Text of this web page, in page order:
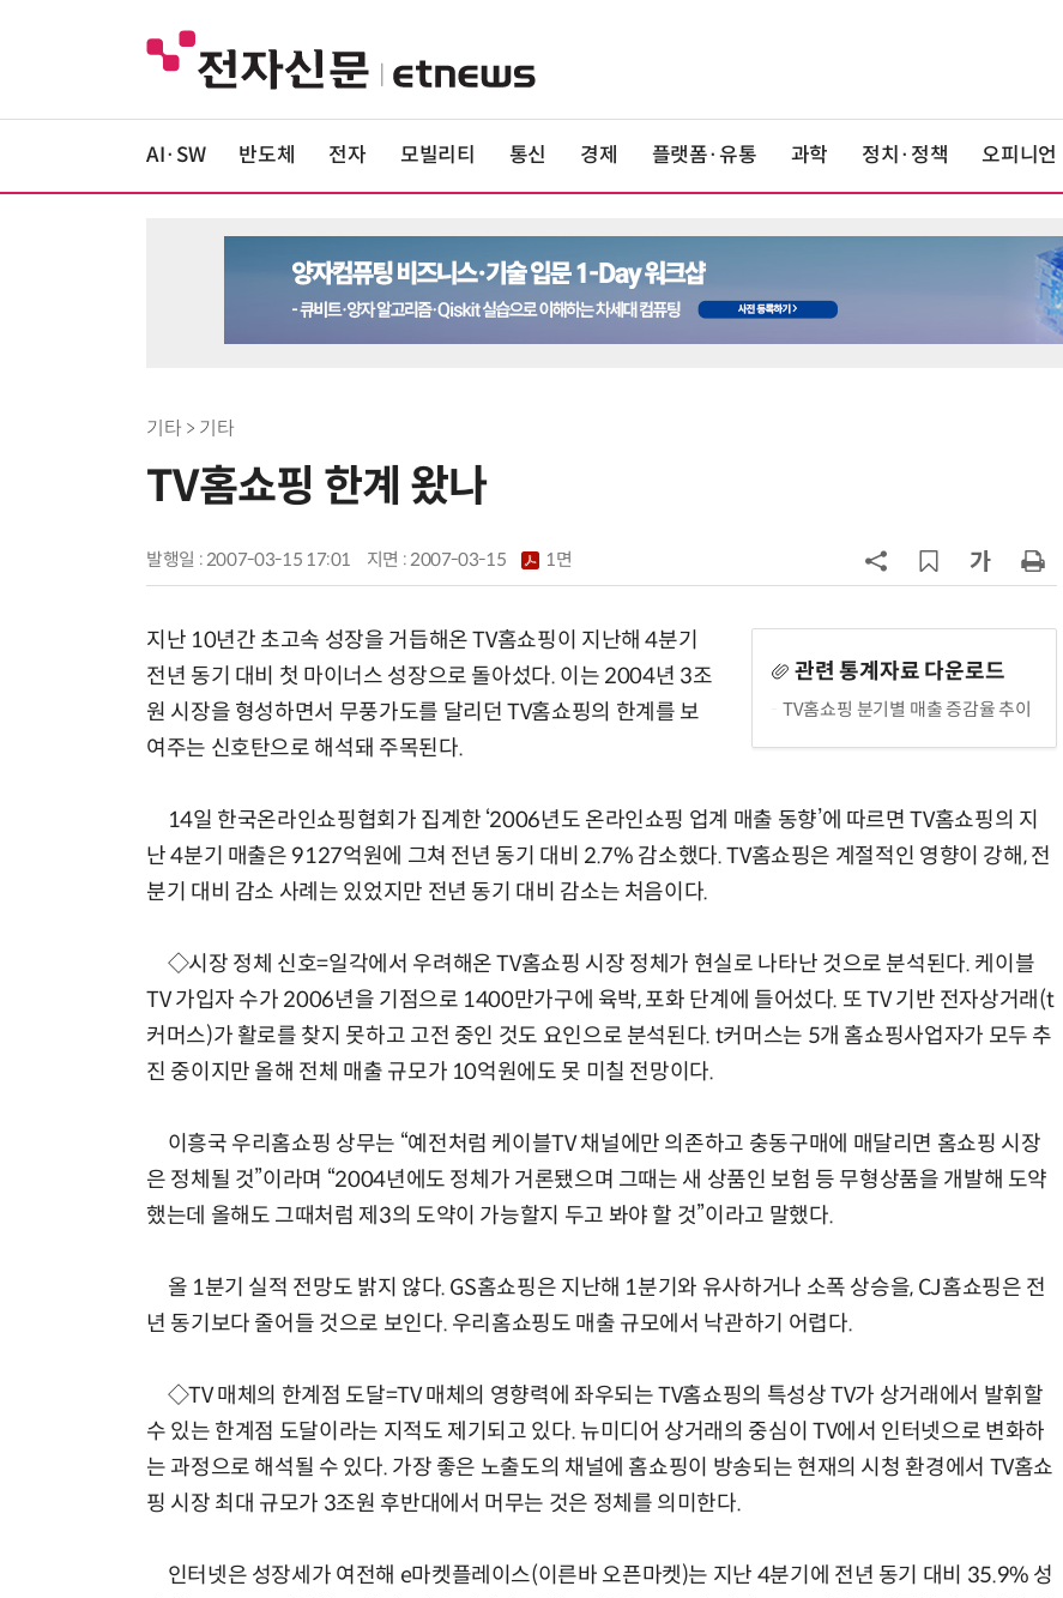
AI·SW 반도체 전자 모빌리티 통신 경제 플랫폼·유통 과학 정치·정책 오피니언
기타 > 기타
TV홈쇼핑 한계 왔나
발행일 : 2007-03-15 17:01 지면 :2007-03-15 1면
관련 통계자료 다운로드
TV홈쇼핑 분기별 매출 증감율 추이
지난 10년간 초고속 성장을 거듭해온 TV홈쇼핑이 지난해 4분기
전년 동기 대비 첫 마이너스 성장으로 돌아섰다. 이는 2004년 3조
원 시장을 형성하면서 무풍가도를 달리던 TV홈쇼핑의 한계를 보
여주는 신호탄으로 해석돼 주목된다.
14일 한국온라인쇼핑협회가 집계한 ‘2006년도 온라인쇼핑 업계 매출 동향’에 따르면 TV홈쇼핑의 지
난 4분기 매출은 9127억원에 그쳐 전년 동기 대비 2.7% 감소했다. TV홈쇼핑은 계절적인 영향이 강해, 전
분기 대비 감소 사례는 있었지만 전년 동기 대비 감소는 처음이다.
◇시장 정체 신호=일각에서 우려해온 TV홈쇼핑 시장 정체가 현실로 나타난 것으로 분석된다. 케이블
TV 가입자 수가 2006년을 기점으로 1400만가구에 육박, 포화 단계에 들어섰다. 또 TV 기반 전자상거래(t
커머스)가 활로를 찾지 못하고 고전 중인 것도 요인으로 분석된다. t커머스는 5개 홈쇼핑사업자가 모두 추
진 중이지만 올해 전체 매출 규모가 10억원에도 못 미칠 전망이다.
이흥국 우리홈쇼핑 상무는 “예전처럼 케이블TV 채널에만 의존하고 충동구매에 매달리면 홈쇼핑 시장
은 정체될 것”이라며 “2004년에도 정체가 거론됐으며 그때는 새 상품인 보험 등 무형상품을 개발해 도약
했는데 올해도 그때처럼 제3의 도약이 가능할지 두고 봐야 할 것”이라고 말했다.
올 1분기 실적 전망도 밝지 않다. GS홈쇼핑은 지난해 1분기와 유사하거나 소폭 상승을, CJ홈쇼핑은 전
년 동기보다 줄어들 것으로 보인다. 우리홈쇼핑도 매출 규모에서 낙관하기 어렵다.
◇TV 매체의 한계점 도달=TV 매체의 영향력에 좌우되는 TV홈쇼핑의 특성상 TV가 상거래에서 발휘할
수 있는 한계점 도달이라는 지적도 제기되고 있다. 뉴미디어 상거래의 중심이 TV에서 인터넷으로 변화하
는 과정으로 해석될 수 있다. 가장 좋은 노출도의 채널에 홈쇼핑이 방송되는 현재의 시청 환경에서 TV홈쇼
핑 시장 최대 규모가 3조원 후반대에서 머무는 것은 정체를 의미한다.
인터넷은 성장세가 여전해 e마켓플레이스(이른바 오픈마켓)는 지난 4분기에 전년 동기 대비 35.9% 성
창사 첫 파업까지 갔던 카카오…연
CJ대한통운, 이마트24 택배 다시 맡
는다
배민, 라이더 PASS 본인인증 도입…
10 트럼프, '반도체 핵심 원료' 폴리실리
콘 파생상품에 15% 관세
AI Native Enterprise를 지원하는 AI Ready Data 플랫폼 활용 전략